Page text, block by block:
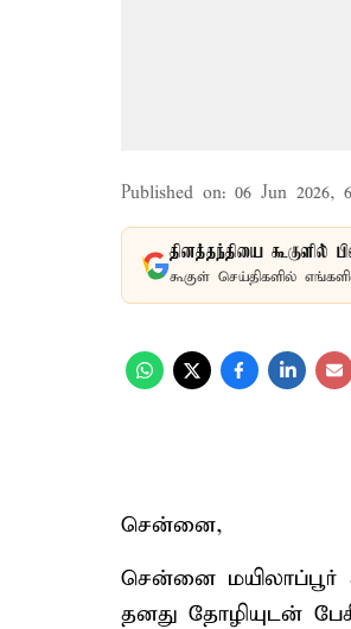
Published on: 06 Jun 2026,
தினத்தந்தியை கூகுளில்
கூகுள் செய்திகளில்
சென்னை,
சென்னை மயிலாப்பூர்
தனது தோழியுடன்